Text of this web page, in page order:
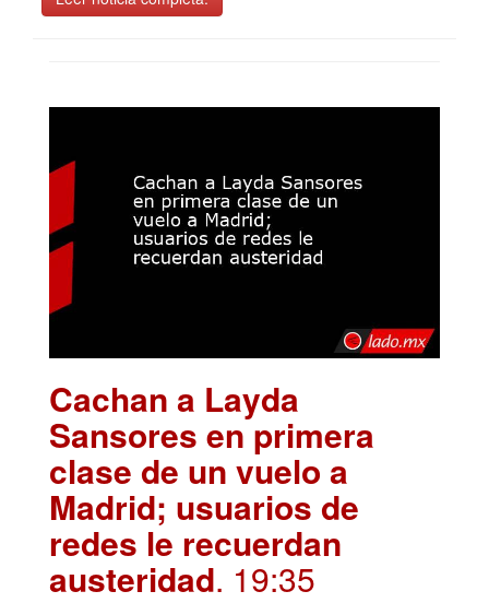
Cachan a Layda
Sansores en primera
clase de un vuelo a
Madrid; usuarios de
redes le recuerdan
austeridad. 19:35